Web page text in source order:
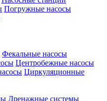
Погружные насосы
Фекальные насосы
Центробежные насосы
Циркуляционные
Дренажные системы